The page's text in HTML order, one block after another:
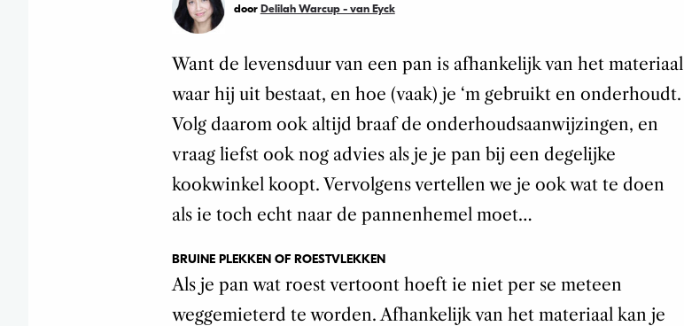
door Delilah Warcup - van Eyck
Want de levensduur van een pan is afhankelijk van het materiaal
waar hij uit bestaat, en hoe (vaak) je ‘m gebruikt en onderhoudt.
Volg daarom ook altijd braaf de onderhoudsaanwijzingen, en
vraag liefst ook nog advies als je je pan bij een degelijke
kookwinkel koopt. Vervolgens vertellen we je ook wat te doen
als ie toch echt naar de pannenhemel moet…
BRUINE PLEKKEN OF ROESTVLEKKEN
Als je pan wat roest vertoont hoeft ie niet per se meteen
weggemieterd te worden. Afhankelijk van het materiaal kan je